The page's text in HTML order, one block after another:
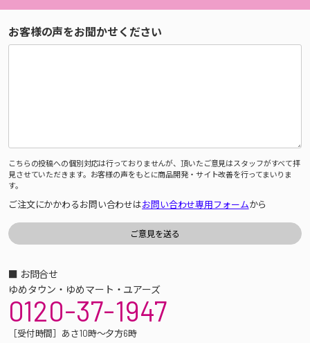
お客様の声をお聞かせください
こちらの投稿への個別対応は行っておりませんが、頂いたご意見はスタッフがすべて拝
見させていただきます。お客様の声をもとに商品開発・サイト改善を行ってまいりま
す。
ご注文にかかわるお問い合わせはお問い合わせ専用フォームから
■ お問合せ
ゆめタウン・ゆめマート・ユアーズ
0120-37-1947
［受付時間］あさ10時～夕方6時